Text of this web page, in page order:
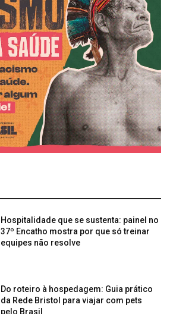
Hospitalidade que se sustenta: painel no
37º Encatho mostra por que só treinar
equipes não resolve
Do roteiro à hospedagem: Guia prático
da Rede Bristol para viajar com pets
pelo Brasil